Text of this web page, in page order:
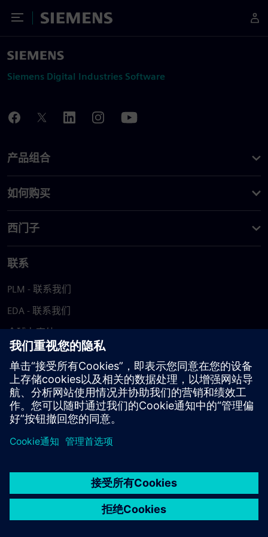
Toggle Menu
Siemens
Siemens Digital Industries Software
产品组合
如何购买
西门子
联系
PLM - 联系我们
EDA - 联系我们
全球办事处
支持中心
提供反馈
报告盗版行为
© Siemens2026